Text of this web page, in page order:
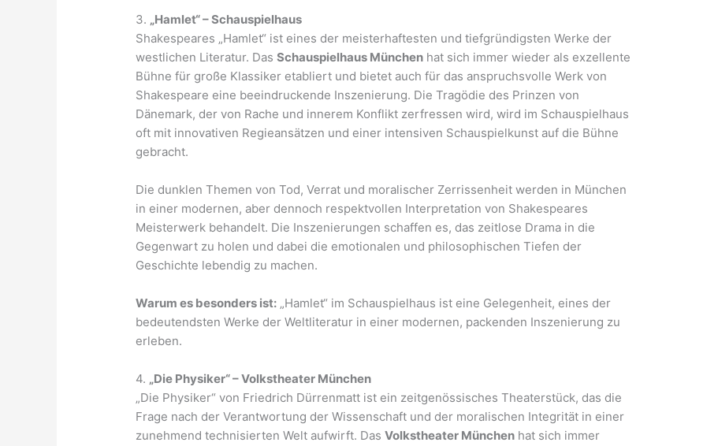
3. „Hamlet“ – Schauspielhaus
Shakespeares „Hamlet“ ist eines der meisterhaftesten und tiefgründigsten Werke der
westlichen Literatur. DasSchauspielhaus München hat sich immer wieder als exzellente
Bühne für große Klassiker etabliert und bietet auch für das anspruchsvolle Werk von
Shakespeare eine beeindruckende Inszenierung. Die Tragödie des Prinzen von
Dänemark, der von Rache und innerem Konflikt zerfressen wird, wird im Schauspielhaus
oft mit innovativen Regieansätzen und einer intensiven Schauspielkunst auf die Bühne
gebracht.
Die dunklen Themen von Tod, Verrat und moralischer Zerrissenheit werden in München
in einer modernen, aber dennoch respektvollen Interpretation von Shakespeares
Meisterwerk behandelt. Die Inszenierungen schaffen es, das zeitlose Drama in die
Gegenwart zu holen und dabei die emotionalen und philosophischen Tiefen der
Geschichte lebendig zu machen.
Warum es besonders ist: „Hamlet“ im Schauspielhaus ist eine Gelegenheit, eines der
bedeutendsten Werke der Weltliteratur in einer modernen, packenden Inszenierung zu
erleben.
4. „Die Physiker“ – Volkstheater München
„Die Physiker“ von Friedrich Dürrenmatt ist ein zeitgenössisches Theaterstück, das die
Frage nach der Verantwortung der Wissenschaft und der moralischen Integrität in einer
zunehmend technisierten Welt aufwirft. DasVolkstheater München hat sich immer